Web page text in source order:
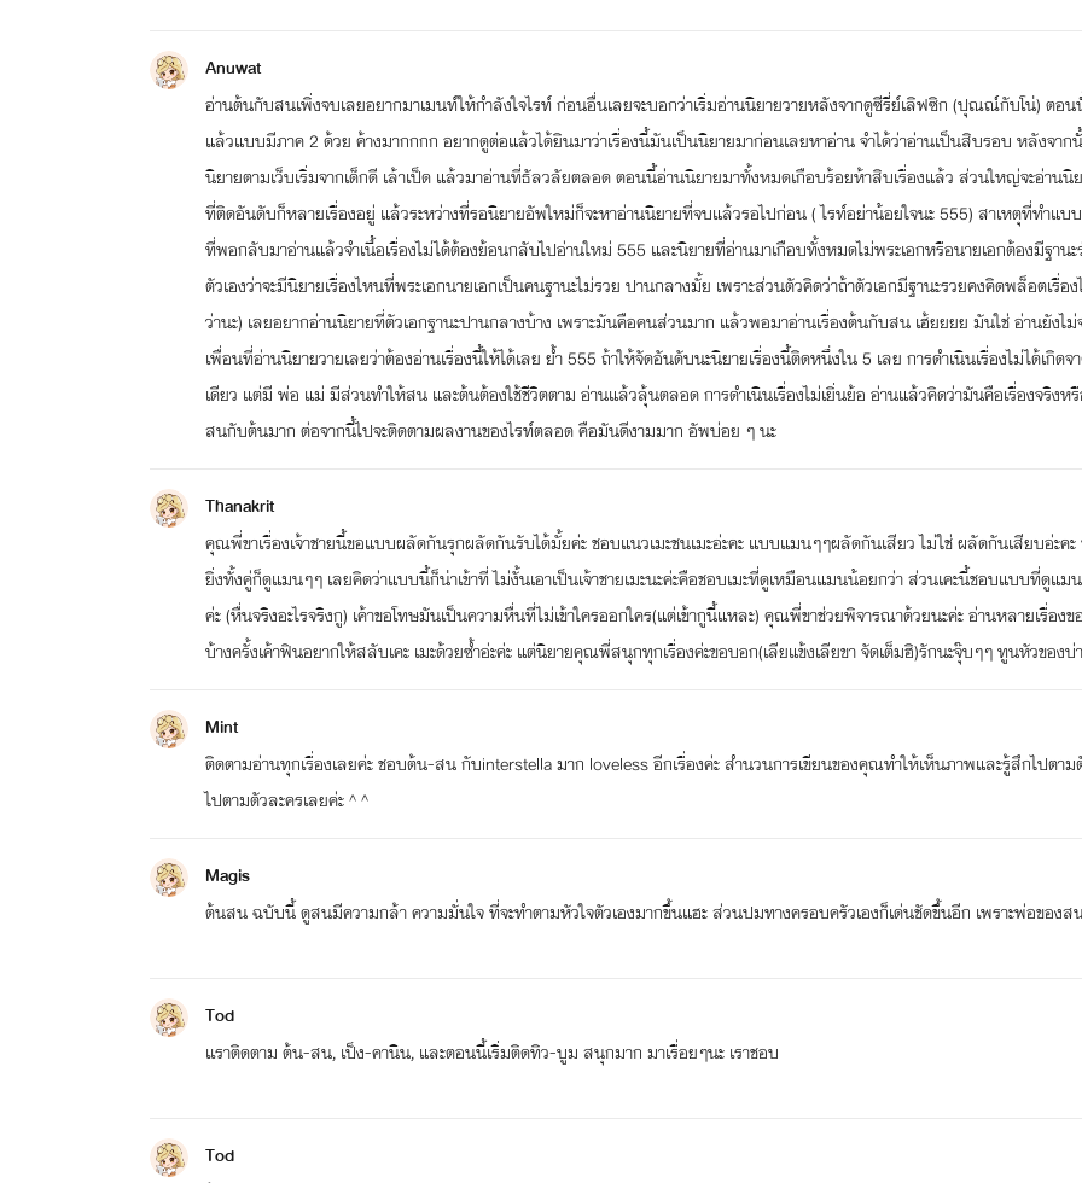
Anuwat
อ่านต้นกับสนเพิ่งจบเลยอยากมาเมนท์ให้กำลังใจไรท์ ก่อนอื่นเลยจะบอกว่าเริ่มอ่านนิยายวายหลังจากดูซีรี่ย์เลิฟซิก (ปุณณ์กับโน่) ตอ
แล้วแบบมีภาค 2 ด้วย ค้างมากกกก อยากดูต่อแล้วได้ยินมาว่าเรื่องนี้มันเป็นนิยายมาก่อนเลยหาอ่าน จำได้ว่าอ่านเป็นสิบรอบ หลังจา
นิยายตามเว็บเริ่มจากเด็กดี เล้าเป็ด แล้วมาอ่านที่ธัลวลัยตลอด ตอนนี้อ่านนิยายมาทั้งหมดเกือบร้อยห้าสิบเรื่องแล้ว ส่วนใหญ่จะอ่านนิ
ที่ติดอันดับก็หลายเรื่องอยู่ แล้วระหว่างที่รอนิยายอัพใหม่ก็จะหาอ่านนิยายที่จบแล้วรอไปก่อน ( ไรท์อย่าน้อยใจนะ 555) สาเหตุที่ทำแบบ
ที่พอกลับมาอ่านแล้วจำเนื้อเรื่องไม่ได้ต้องย้อนกลับไปอ่านใหม่ 555 และนิยายที่อ่านมาเกือบทั้งหมดไม่พระเอกหรือนายเอกต้องมีฐานะ
ตัวเองว่าจะมีนิยายเรื่องไหนที่พระเอกนายเอกเป็นคนฐานะไม่รวย ปานกลางมั้ย เพราะส่วนตัวคิดว่าถ้าตัวเอกมีฐานะรวยคงคิดพล็อตเรื่อ
ว่านะ) เลยอยากอ่านนิยายที่ตัวเอกฐานะปานกลางบ้าง เพราะมันคือคนส่วนมาก แล้วพอมาอ่านเรื่องต้นกับสน เฮ้ยยยย มันใช่ อ่านยังไ
เพื่อนที่อ่านนิยายวายเลยว่าต้องอ่านเรื่องนี้ให้ได้เลย ย้ำ 555 ถ้าให้จัดอันดับนะนิยายเรื่องนี้ติดหนึ่งใน 5 เลย การดำเนินเรื่องไม่ได้เกิดจ
เดียว แต่มี พ่อ แม่ มีส่วนทำให้สน และต้นต้องใช้ชีวิตตาม อ่านแล้วลุ้นตลอด การดำเนินเรื่องไม่เยิ่นย้อ อ่านแล้วคิดว่ามันคือเรื่องจริงห
สนกับต้นมาก ต่อจากนี้ไปจะติดตามผลงานของไรท์ตลอด คือมันดีงามมาก อัพบ่อย ๆ นะ
Thanakrit
คุณพี่ขาเรื่องเจ้าชายนี้ขอแบบผลัดกันรุกผลัดกันรับได้มั้ยค่ะ ชอบแนวเมะชนเมะอ่ะคะ แบบแมนๆๆผลัดกันเสียว ไม่ใช่ ผลัดกันเสียบอ่ะค
ยิ่งทั้งคู่ก็ดูแมนๆๆ เลยคิดว่าแบบนี้ก็น่าเข้าที่ ไม่งั้นเอาเป็นเจ้าชายเมะนะค่ะคือชอบเมะที่ดูเหมือนแมนน้อยกว่า ส่วนเคะนี้ชอบแบบที่ดูแม
ค่ะ (หื่นจริงอะไรจริงกู) เค้าขอโทษมันเป็นความหื่นที่ไม่เข้าใครออกใคร(แต่เข้ากูนี้แหละ) คุณพี่ขาช่วยพิจารณาด้วยนะค่ะ อ่านหลายเรื่อ
บ้างครั้งเค้าฟินอยากให้สลับเคะ เมะด้วยซ้ำอ่ะค่ะ แต่นิยายคุณพี่สนุกทุกเรื่องค่ะขอบอก(เลียแข้งเลียขา จัดเต็มฮิ)รักนะจุ๊บๆๆ ทูนหัวของบ่
Mint
ติดตามอ่านทุกเรื่องเลยค่ะ ชอบต้น-สน กับinterstella มาก loveless อีกเรื่องค่ะ สำนวนการเขียนของคุณทำให้เห็นภาพและรู้สึกไปตาม
ไปตามตัวละครเลยค่ะ ^ ^
Magis
ต้นสน ฉบับนี้ ดูสนมีความกล้า ความมั่นใจ ที่จะทำตามหัวใจตัวเองมากขึ้นแฮะ ส่วนปมทางครอบครัวเองก็เด่นชัดขึ้นอีก เพราะพ่อของส
Tod
เเราติดตาม ต้น-สน, เป็ง-คานิน, และตอนนี้เริ่มติดทิว-บูม สนุกมาก มาเรื่อยๆนะ เราชอบ
Tod